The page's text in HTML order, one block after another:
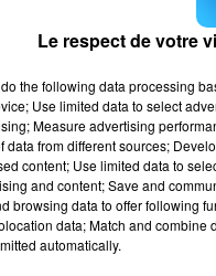
20h00
d’expérience
solide. Je
rapidement.
en match amical.
Le respect de votre
do the following data processing
Use limited data to select
Measure advertising
data from different sources;
content; Use limited data to
and content; Save and
browsing data to offer following
data; Match and
automatically.